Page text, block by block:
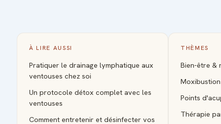
À LIRE AUSSI
Pratiquer le drainage lymphatique aux
ventouses chez soi
Un protocole détox complet avec les
ventouses
Comment entretenir et désinfecter vos
THÈMES
Bien-être &
Moxibustion
Points
Thérapie